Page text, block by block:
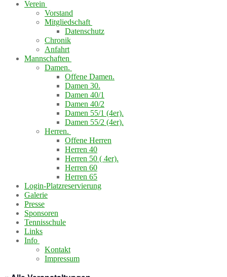
Verein
Vorstand
Mitgliedschaft
Datenschutz
Chronik
Anfahrt
Mannschaften
Damen.
Offene Damen.
Damen 30.
Damen 40/1
Damen 40/2
Damen 55/1 (4er).
Damen 55/2 (4er).
Herren.
Offene Herren
Herren 40
Herren 50 ( 4er).
Herren 60
Herren 65
Login-Platzreservierung
Galerie
Presse
Sponsoren
Tennisschule
Links
Info
Kontakt
Impressum